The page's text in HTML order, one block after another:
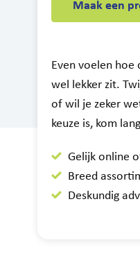
Maak een
Even voelen
wel lekker zit.
of wil je zeker
keuze is, kom
Gelijk online
Breed
Deskundig